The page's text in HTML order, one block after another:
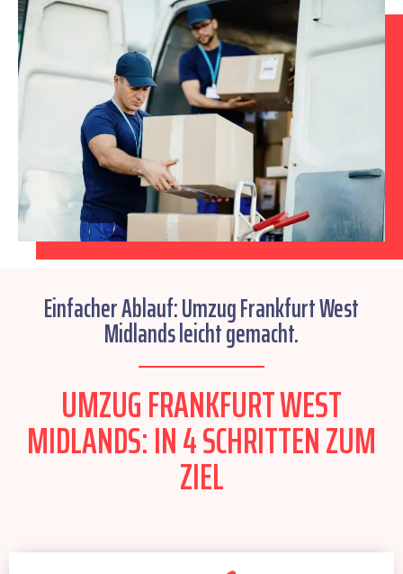
Einfacher Ablauf: Umzug Frankfurt West
Midlands leicht gemacht.
UMZUG FRANKFURT WEST
MIDLANDS: IN 4 SCHRITTEN ZUM
ZIEL